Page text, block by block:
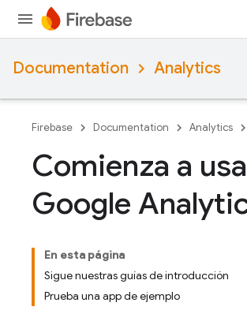
Documentation Analytics
Firebase Documentation Analytics
Comienza a
Google
En esta página
Sigue nuestras guías de introducción
Prueba una app de ejemplo